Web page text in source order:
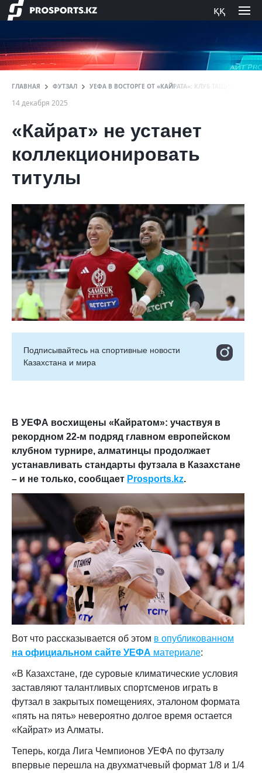
ққ
ГЛАВНАЯ ФУТЗАЛ УЕФА В ВОСТОРГЕ ОТ «КАЙРАТА»: КЛУБ ТАЩИТ
14 декабря 2025
«Кайрат» не устанет
коллекционировать
титулы
Подписывайтесь на cпортивные новости
Казахстана и мира
В УЕФА восхищены «Кайратом»: участвуя в
рекордном 22-м подряд главном европейском
клубном турнире, алматинцы продолжает
устанавливать стандарты футзала в Казахстане
– и не только, сообщает Prosports.kz.
Вот что рассказывается об этом в опубликованном
на официальном сайте УЕФА материале:
«В Казахстане, где суровые климатические условия
заставляют талантливых спортсменов играть в
футзал в закрытых помещениях, эталоном формата
«пять на пять» невероятно долгое время остается
«Кайрат» из Алматы.
Теперь, когда Лига Чемпионов УЕФА по футзалу
впервые перешла на двухматчевый формат 1/8 и 1/4